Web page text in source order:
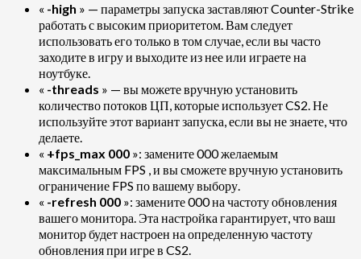
« -high » — параметры запуска заставляют Counter-Strike
работать с высоким приоритетом. Вам следует
использовать его только в том случае, если вы часто
заходите в игру и выходите из нее или играете на
ноутбуке.
« -threads » — вы можете вручную установить
количество потоков ЦП, которые использует CS2. Не
используйте этот вариант запуска, если вы не знаете, что
делаете.
« +fps_max 000 »: замените 000 желаемым
максимальным FPS , и вы сможете вручную установить
ограничение FPS по вашему выбору.
« -refresh 000 »: замените 000 на частоту обновления
вашего монитора. Эта настройка гарантирует, что ваш
монитор будет настроен на определенную частоту
обновления при игре в CS2.